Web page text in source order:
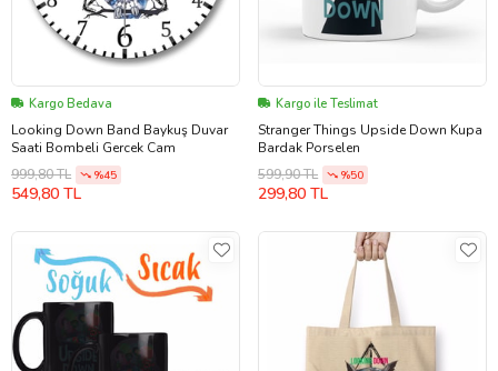
Kargo Bedava
Looking Down Band Baykuş Duvar
Saati Bombeli Gercek Cam
999,80 TL
%45
549,80 TL
Kargo ile Teslimat
Stranger Things Upside Down Kupa
Bardak Porselen
599,90 TL
%50
299,80 TL